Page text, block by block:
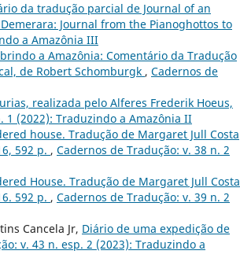
da tradução parcial de Journal of an
Journal from the Pianoghottos to
a Amazônia III
a Amazônia: Comentário da Tradução
de Robert Schomburgk , Cadernos de
realizada pelo Alferes Frederik Hoeus,
1 (2022): Traduzindo a Amazônia II
house. Tradução de Margaret Jull Costa
592 p. , Cadernos de Tradução: v. 38 n. 2
House. Tradução de Margaret Jull Costa
592 p. , Cadernos de Tradução: v. 39 n. 2
Cancela Jr, Diário de uma expedição de
v. 43 n. esp. 2 (2023): Traduzindo a